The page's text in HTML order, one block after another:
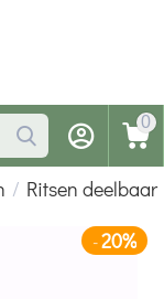
0
/ Ritsen deelbaar
-20%